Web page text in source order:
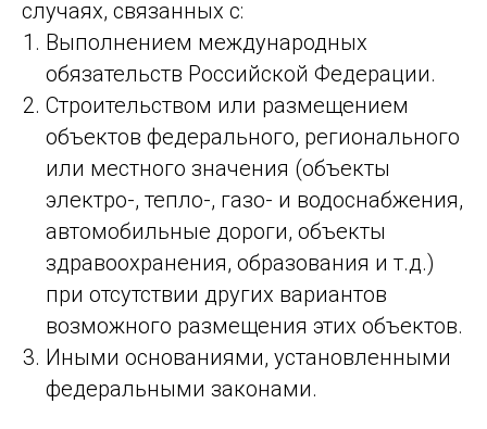
случаях, связанных с:
Выполнением международных
обязательств Российской Федерации.
Строительством или размещением
объектов федерального, регионального
или местного значения (объекты
электро-, тепло-, газо- и водоснабжения,
автомобильные дороги, объекты
здравоохранения, образования и т.д.)
при отсутствии других вариантов
возможного размещения этих объектов.
Иными основаниями, установленными
федеральными законами.